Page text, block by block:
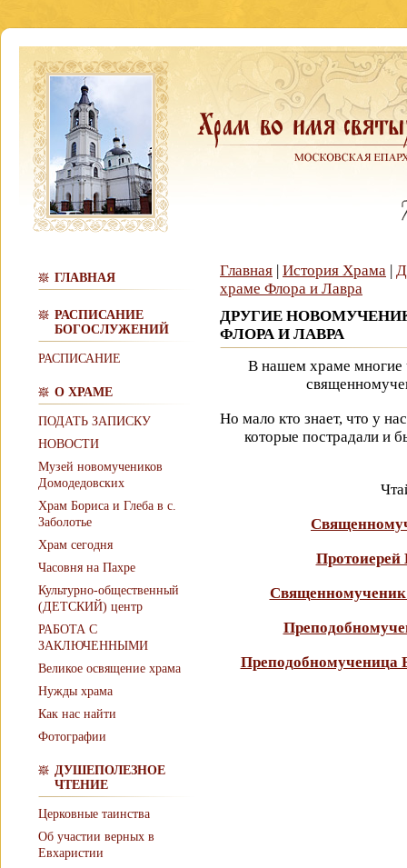
ГЛАВНАЯ
РАСПИСАНИЕ
БОГОСЛУЖЕНИЙ
РАСПИСАНИЕ
О ХРАМЕ
ПОДАТЬ ЗАПИСКУ
НОВОСТИ
Музей новомучеников
Домодедовских
Храм Бориса и Глеба в с.
Заболотье
Храм сегодня
Часовня на Пахре
Культурно-общественный
(ДЕТСКИЙ) центр
РАБОТА С
ЗАКЛЮЧЕННЫМИ
Великое освящение храма
Нужды храма
Как нас найти
Фотографии
ДУШЕПОЛЕЗНОЕ
ЧТЕНИЕ
Церковные таинства
Об участии верных в
Евхаристии
Главная | История Храма |
храме Флора и Лавра
ДРУГИЕ
ФЛОРА И ЛАВРА
В нашем храме
Но мало кто знает, что у
которые пострадали и
Протоиерей
Священномученик
Преподобномученица